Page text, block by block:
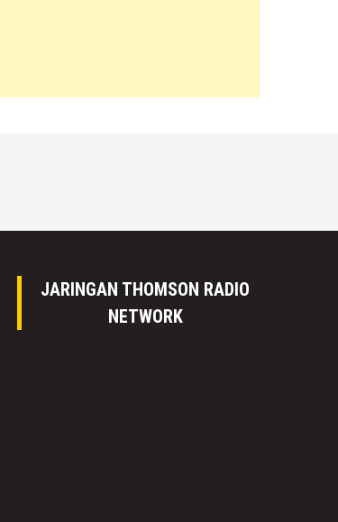
JARINGAN THOMSON RADIO
NETWORK